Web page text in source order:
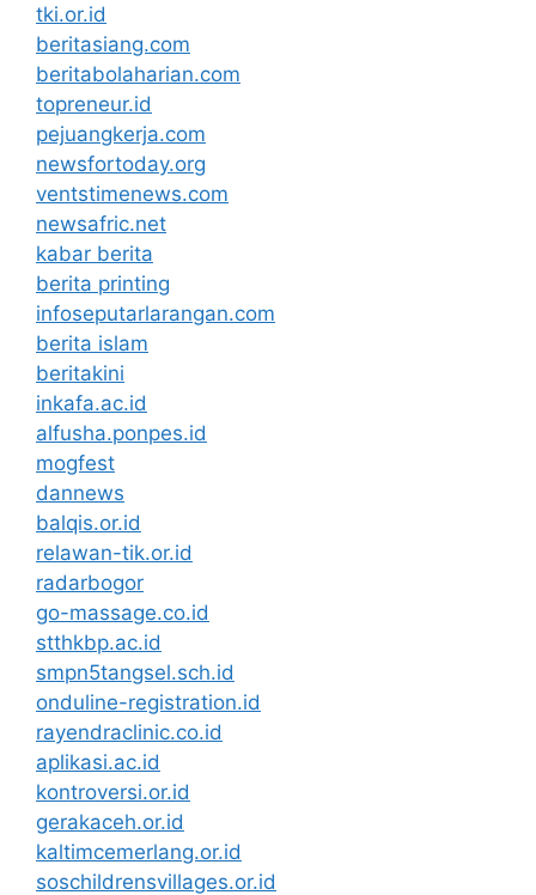
tki.or.id
beritasiang.com
beritabolaharian.com
topreneur.id
pejuangkerja.com
newsfortoday.org
ventstimenews.com
newsafric.net
kabar berita
berita printing
infoseputarlarangan.com
berita islam
beritakini
inkafa.ac.id
alfusha.ponpes.id
mogfest
dannews
balqis.or.id
relawan-tik.or.id
radarbogor
go-massage.co.id
stthkbp.ac.id
smpn5tangsel.sch.id
onduline-registration.id
rayendraclinic.co.id
aplikasi.ac.id
kontroversi.or.id
gerakaceh.or.id
kaltimcemerlang.or.id
soschildrensvillages.or.id